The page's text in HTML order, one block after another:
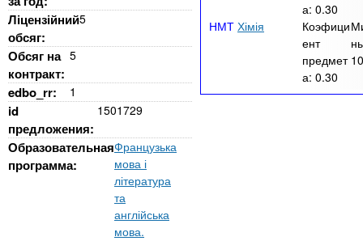
Ліцензійний
обсяг:
5
Обсяг на
контракт:
5
edbo_rr: 1
id
предложения:
1501729
Образовательная
программа:
Французька
мова і
література
та
англійська
мова.
а: 0.30
Хімія
Коэфици
ент
предмет
а: 0.30